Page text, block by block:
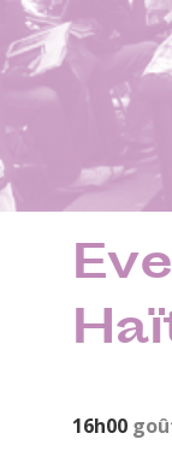
16h00